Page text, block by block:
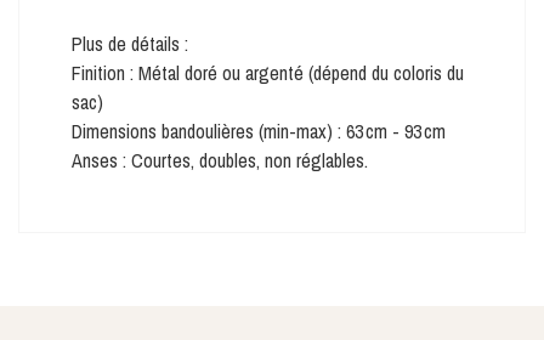
Plus de détails :
Finition : Métal doré ou argenté (dépend du coloris du
sac)
Dimensions bandoulières (min-max) : 63 cm - 93 cm
Anses : Courtes, doubles, non réglables.